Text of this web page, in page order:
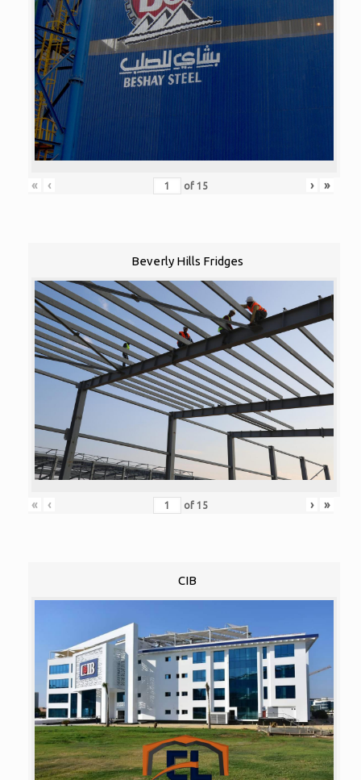
« ‹ of 15 › »
Beverly Hills Fridges
« ‹ of 15 › »
CIB